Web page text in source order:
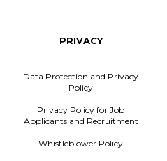
PRIVACY
Data Protection and Privacy
Policy
Privacy Policy for Job
Applicants and Recruitment
Whistleblower Policy